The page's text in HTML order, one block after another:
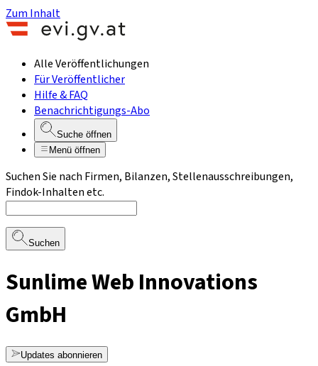
Zum Inhalt
Alle Veröffentlichungen
Für Veröffentlicher
Hilfe & FAQ
Benachrichtigungs-Abo
Suche öffnen
Menü öffnen
Suchen Sie nach Firmen, Bilanzen, Stellenausschreibungen,
Findok-Inhalten etc.
Suchen
Sunlime Web Innovations
GmbH
Updates abonnieren